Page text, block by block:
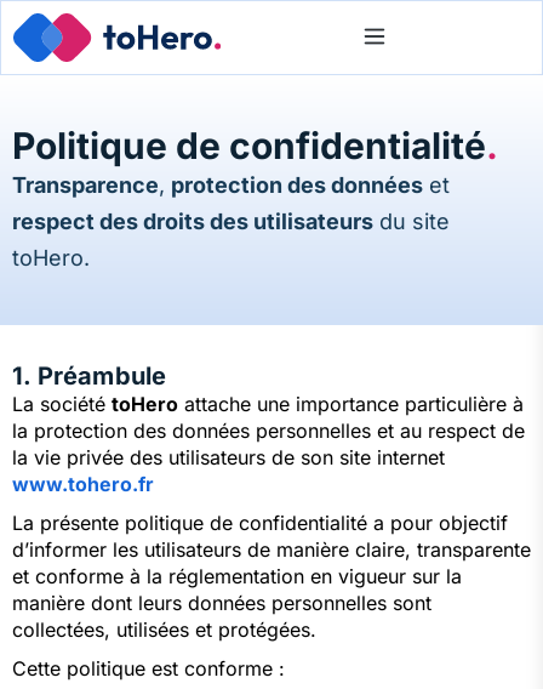
Politique de confidentialité.
Transparence, protection des données et
respect des droits des utilisateurs du site
toHero.
1. Préambule
La société toHero attache une importance particulière à
la protection des données personnelles et au respect de
la vie privée des utilisateurs de son site internet
www.tohero.fr
La présente politique de confidentialité a pour objectif
d’informer les utilisateurs de manière claire, transparente
et conforme à la réglementation en vigueur sur la
manière dont leurs données personnelles sont
collectées, utilisées et protégées.
Cette politique est conforme :